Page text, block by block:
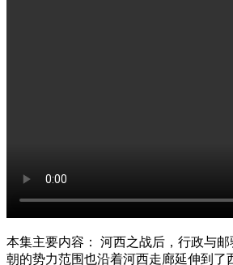
本集主要内容： 河西之战后，行政与
朝的势力范围也沿着河西走廊延伸到了